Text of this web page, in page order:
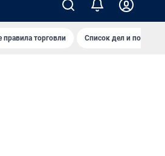
торговли Список дел и покупок